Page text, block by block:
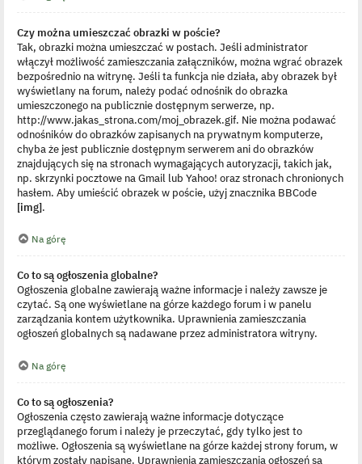
Czy można umieszczać obrazki w poście?
Tak, obrazki można umieszczać w postach. Jeśli administrator
włączył możliwość zamieszczania załączników, można wgrać obrazek
bezpośrednio na witrynę. Jeśli ta funkcja nie działa, aby obrazek był
wyświetlany na forum, należy podać odnośnik do obrazka
umieszczonego na publicznie dostępnym serwerze, np.
http://www.jakas_strona.com/moj_obrazek.gif. Nie można podawać
odnośników do obrazków zapisanych na prywatnym komputerze,
chyba że jest publicznie dostępnym serwerem ani do obrazków
znajdujących się na stronach wymagających autoryzacji, takich jak,
np. skrzynki pocztowe na Gmail lub Yahoo! oraz stronach chronionych
hasłem. Aby umieścić obrazek w poście, użyj znacznika BBCode
[img].
Na górę
Co to są ogłoszenia globalne?
Ogłoszenia globalne zawierają ważne informacje i należy zawsze je
czytać. Są one wyświetlane na górze każdego forum i w panelu
zarządzania kontem użytkownika. Uprawnienia zamieszczania
ogłoszeń globalnych są nadawane przez administratora witryny.
Na górę
Co to są ogłoszenia?
Ogłoszenia często zawierają ważne informacje dotyczące
przeglądanego forum i należy je przeczytać, gdy tylko jest to
możliwe. Ogłoszenia są wyświetlane na górze każdej strony forum, w
którym zostały napisane. Uprawnienia zamieszczania ogłoszeń są